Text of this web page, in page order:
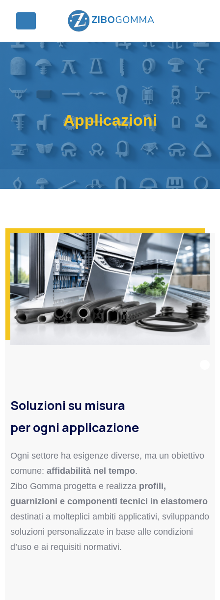
Applicazioni
Soluzioni su misura
per ogni applicazione
Ogni settore ha esigenze diverse, ma un obiettivo
comune:affidabilità nel tempo.
Zibo Gomma progetta e realizza profili,
guarnizioni e componenti tecnici in elastomero
destinati a molteplici ambiti applicativi, sviluppando
soluzioni personalizzate in base alle condizioni
d’uso e ai requisiti normativi.